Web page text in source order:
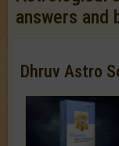
answers
Dhruv Astro